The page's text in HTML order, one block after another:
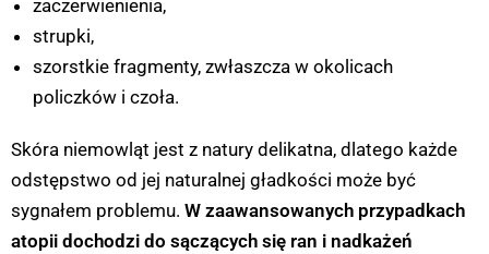
zaczerwienienia,
strupki,
szorstkie fragmenty, zwłaszcza w okolicach
policzków i czoła.
Skóra niemowląt jest z natury delikatna, dlatego każde
odstępstwo od jej naturalnej gładkości może być
sygnałem problemu.W zaawansowanych przypadkach
atopii dochodzi do sączących się ran i nadkażeń